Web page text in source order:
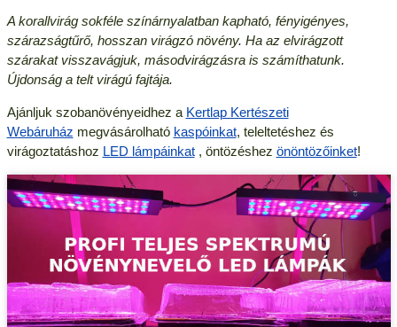
A korallvirág sokféle színárnyalatban kapható, fényigényes,
szárazságtűrő, hosszan virágzó növény. Ha az elvirágzott
szárakat visszavágjuk, másodvirágzásra is számíthatunk.
Újdonság a telt virágú fajtája.
Ajánljuk szobanövényeidhez a Kertlap Kertészeti
Webáruház megvásárolható kaspóinkat, teleltetéshez és
virágoztatáshoz LED lámpáinkat, öntözéshez önöntözőinket!